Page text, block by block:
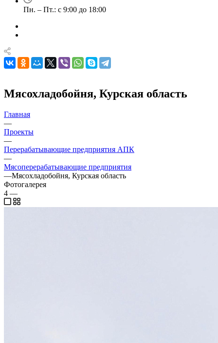
Пн. – Пт.: с 9:00 до 18:00
Мясохладобойня, Курская область
Главная
—
Проекты
—
Перерабатывающие предприятия АПК
—
Мясоперерабатывающие предприятия
—Мясохладобойня, Курская область
Фотогалерея
4 —